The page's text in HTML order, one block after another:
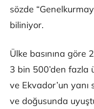
sözde
biliniyor.
Ülke basınına göre
3 bin 500’den fazla
ve Ekvador’un yanı
ve doğusunda